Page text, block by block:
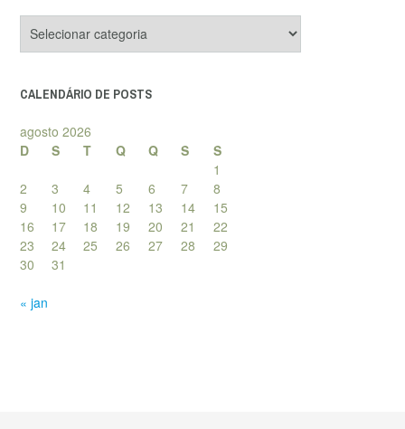
de
CALENDÁRIO DE POSTS
agosto 2026
D
S T Q Q S
S
1
2
3 4 5 6 7
8
9
10 11 12 13 14
15
16
17 18 19 20 21
22
23
24 25 26 27 28
29
30
31
« jan